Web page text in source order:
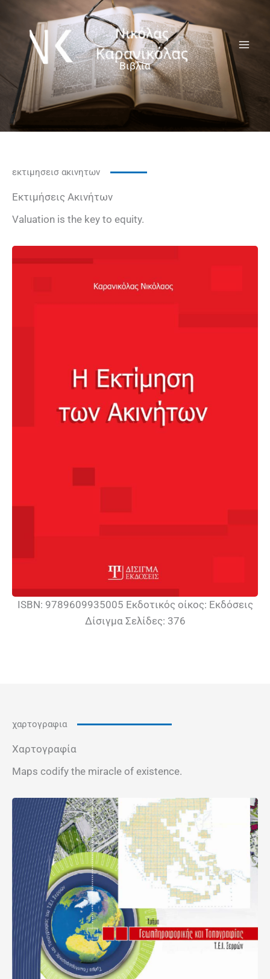
Μετάβαση
περιεχόμενο
Βιβλία
εκτιμησεισ ακινητων
Εκτιμήσεις Ακινήτων
Valuation is the key to equity.
ISBN: 9789609935005 Εκδοτικός οίκος: Εκδόσεις
Δίσιγμα Σελίδες: 376
χαρτογραφια
Χαρτογραφία
Maps codify the miracle of existence.